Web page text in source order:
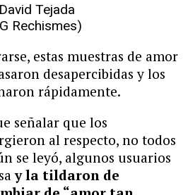
Tejada
Rechismes)
estas muestras de amor
desapercibidas y los
rápidamente.
señalar que los
al respecto, no todos
se leyó, algunos usuarios
y la tildaron de